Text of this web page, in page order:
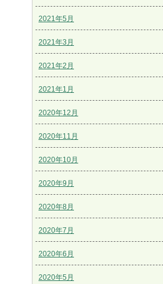
2021年5月
2021年3月
2021年2月
2021年1月
2020年12月
2020年11月
2020年10月
2020年9月
2020年8月
2020年7月
2020年6月
2020年5月